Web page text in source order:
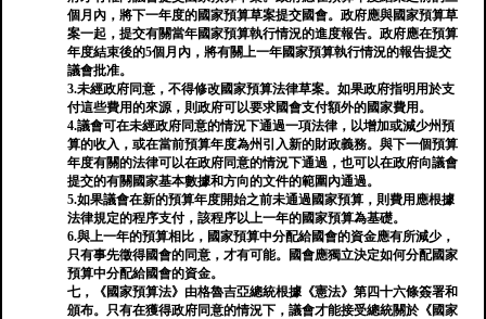
個月內，將下一年度的國家預算草案提交國會。政府應與國家預算草
案一起，提交有關當年國家預算執行情況的進度報告。政府應在預算
年度結束後的5個月內，將有關上一年國家預算執行情況的報告提交
議會批准。
3.未經政府同意，不得修改國家預算法律草案。如果政府指明用於支
付這些費用的來源，則政府可以要求國會支付額外的國家費用。
4.議會可在未經政府同意的情況下通過一項法律，以增加或減少州預
算的收入，或在當前預算年度為州引入新的財政義務。與下一個預算
年度有關的法律可以在政府同意的情況下通過，也可以在政府向議會
提交的有關國家基本數據和方向的文件的範圍內通過。
5.如果議會在新的預算年度開始之前未通過國家預算，則費用應根據
法律規定的程序支付，該程序以上一年的國家預算為基礎。
6.與上一年的預算相比，國家預算中分配給國會的資金應有所減少，
只有事先徵得國會的同意，才有可能。國會應獨立決定如何分配國家
預算中分配給國會的資金。
七，《國家預算法》由格魯吉亞總統根據《憲法》第四十六條簽署和
頒布。只有在獲得政府同意的情況下，議會才能接受總統關於《國家